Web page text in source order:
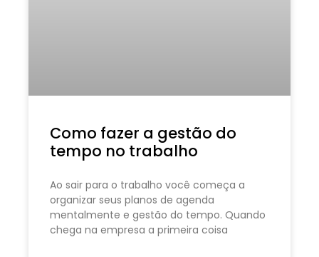
Como fazer a gestão do
tempo no trabalho
Ao sair para o trabalho você começa a
organizar seus planos de agenda
mentalmente e gestão do tempo. Quando
chega na empresa a primeira coisa